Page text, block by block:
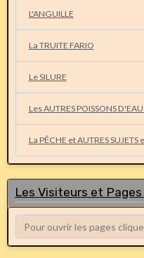
L'ANGUILLE
La TRUITE FARIO
Le SILURE
Les AUTRES POISSONS
La PÊCHE et AUTRES
Les Visiteurs et Pages